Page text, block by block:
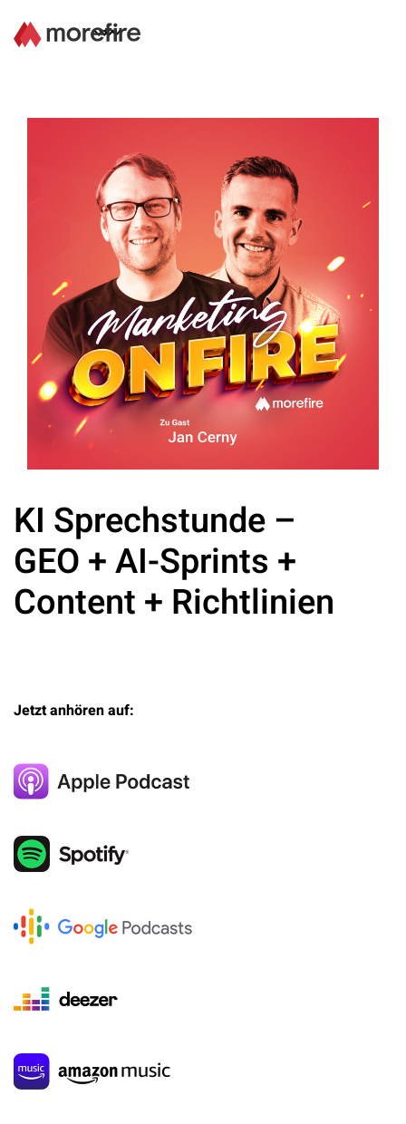
Newsletter
Kontakt
KI Sprechstunde –
GEO + AI-Sprints +
Content + Richtlinien
Jetzt anhören auf: